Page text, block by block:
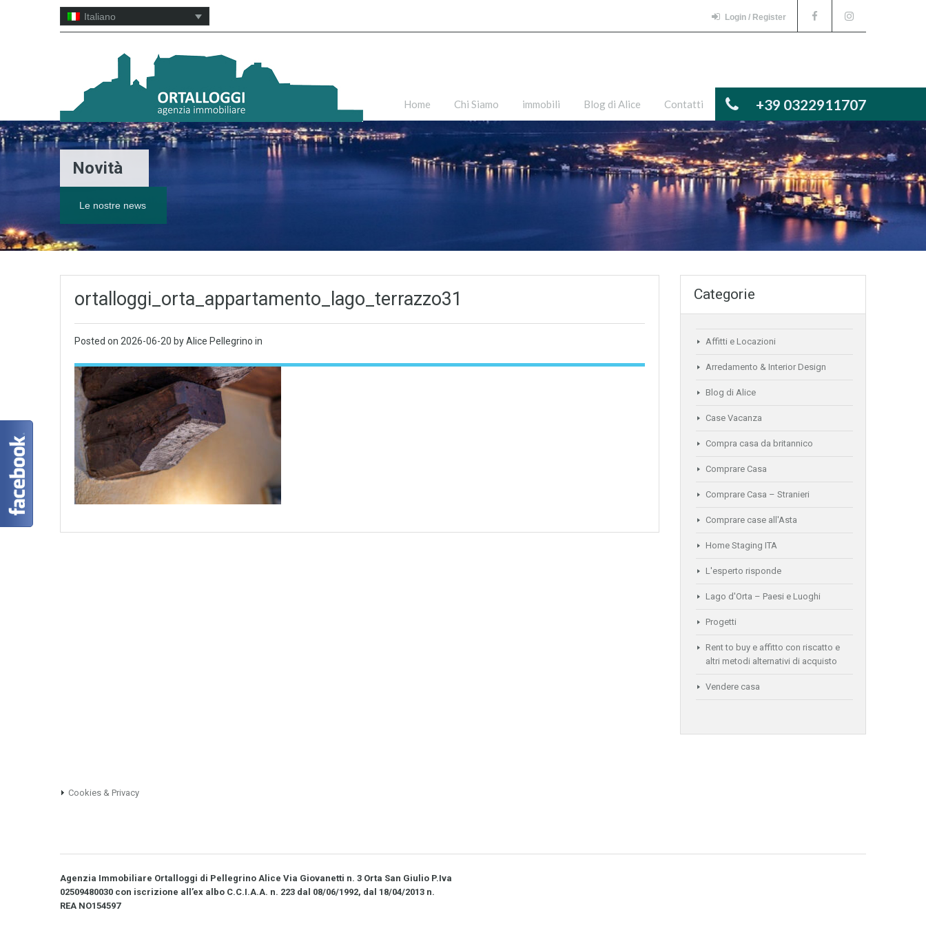
Italiano Login / Register
+39 0322911707
Home Chi Siamo immobili Blog di Alice Contatti
Novità
Le nostre news
ortalloggi_orta_appartamento_lago_terrazzo31
Posted on 2026-06-20 by Alice Pellegrino in
Categorie
Affitti e Locazioni
Arredamento & Interior Design
Blog di Alice
Case Vacanza
Compra casa da britannico
Comprare Casa
Comprare Casa – Stranieri
Comprare case all'Asta
Home Staging ITA
L'esperto risponde
Lago d'Orta – Paesi e Luoghi
Progetti
Rent to buy e affitto con riscatto e
altri metodi alternativi di acquisto
Vendere casa
Cookies & Privacy
Agenzia Immobiliare Ortalloggi di Pellegrino Alice Via Giovanetti n. 3 Orta San Giulio P.Iva
02509480030 con iscrizione all’ex albo C.C.I.A.A. n. 223 dal 08/06/1992, dal 18/04/2013 n.
REA NO­154597